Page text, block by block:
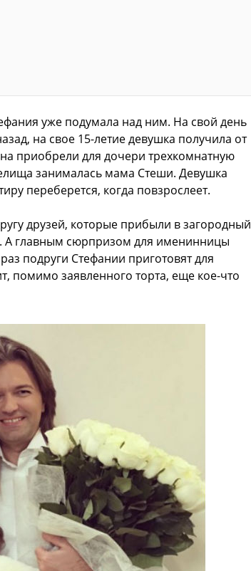
уже подумала над ним. На свой день
на свое 15-летие девушка получила от
приобрели для дочери трехкомнатную
занималась мама Стеши. Девушка
переберется, когда повзрослеет.
друзей, которые прибыли в загородный
А главным сюрпризом для именинницы
подруги Стефании приготовят для
помимо заявленного торта, еще кое-что